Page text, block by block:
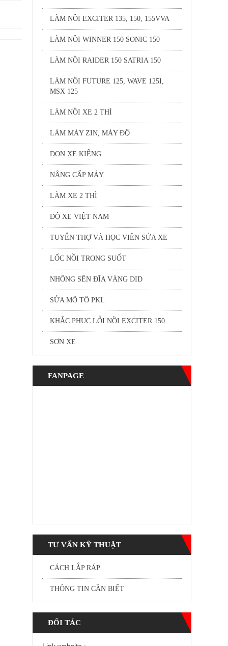
LÀM NỒI EXCITER 135, 150, 155VVA
LÀM NỒI WINNER 150 SONIC 150
LÀM NỒI RAIDER 150 SATRIA 150
LÀM NỒI FUTURE 125, WAVE 125I,
MSX 125
LÀM NỒI XE 2 THÌ
LÀM MÁY ZIN, MÁY ĐỘ
DỌN XE KIỂNG
NÂNG CẤP MÁY
LÀM XE 2 THÌ
ĐỘ XE VIỆT NAM
TUYỂN THỢ VÀ HỌC VIÊN SỬA XE
LỐC NỒI TRONG SUỐT
NHÔNG SÊN ĐĨA VÀNG DID
SỬA MÔ TÔ PKL
KHẮC PHỤC LỖI NỒI EXCITER 150
SƠN XE
FANPAGE
TƯ VẤN KỸ THUẬT
CÁCH LẮP RÁP
THÔNG TIN CẦN BIẾT
ĐỐI TÁC